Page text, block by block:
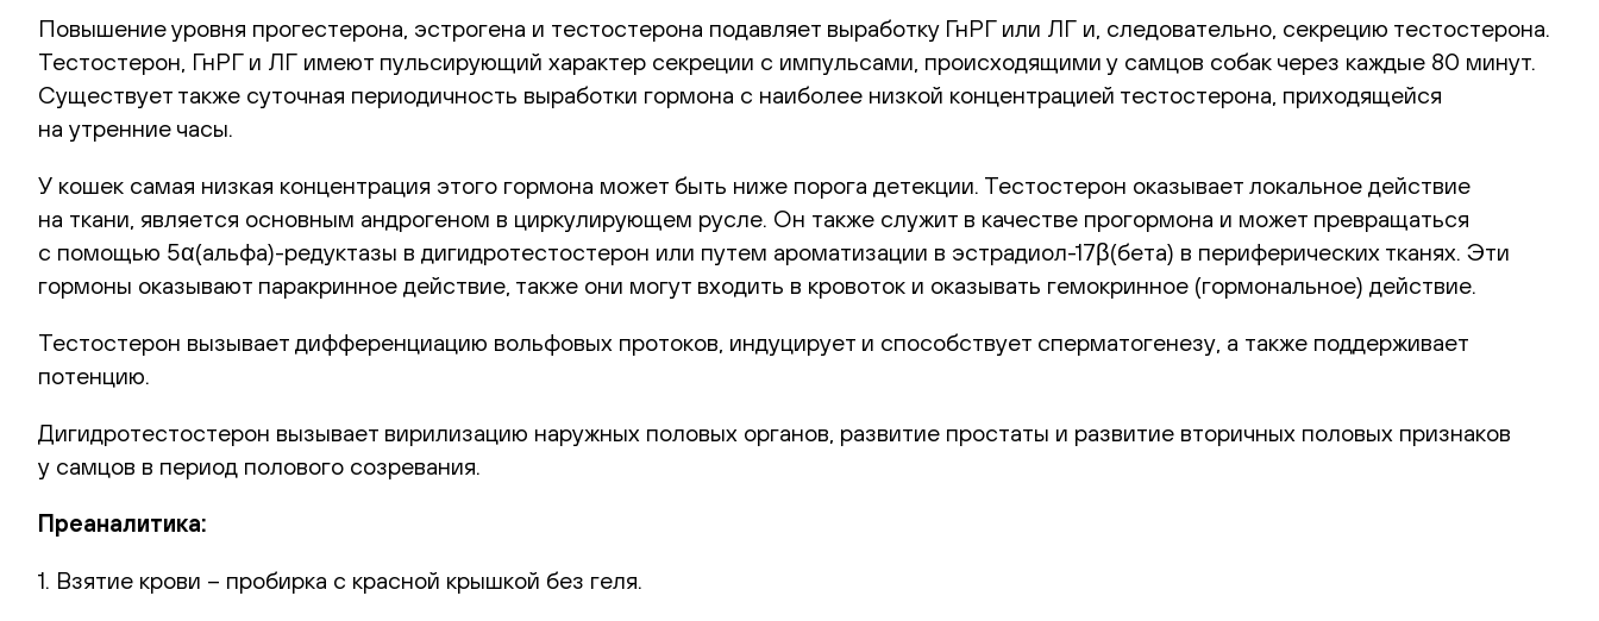
Повышение уровня прогестерона, эстрогена и тестостерона подавляет выработку ГнРГ или ЛГ и, следовательно, секрецию тестостерона.
Тестостерон, ГнРГ и ЛГ имеют пульсирующий характер секреции с импульсами, происходящими у самцов собак через каждые 80 минут.
Существует также суточная периодичность выработки гормона с наиболее низкой концентрацией тестостерона, приходящейся
на утренние часы.
У кошек самая низкая концентрация этого гормона может быть ниже порога детекции. Тестостерон оказывает локальное действие
на ткани, является основным андрогеном в циркулирующем русле. Он также служит в качестве прогормона и может превращаться
с помощью 5α(альфа)-редуктазы в дигидротестостерон или путем ароматизации в эстрадиол-17β(бета) в периферических тканях. Эти
гормоны оказывают паракринное действие, также они могут входить в кровоток и оказывать гемокринное (гормональное) действие.
Тестостерон вызывает дифференциацию вольфовых протоков, индуцирует и способствует сперматогенезу, а также поддерживает
потенцию.
Дигидротестостерон вызывает вирилизацию наружных половых органов, развитие простаты и развитие вторичных половых признаков
у самцов в период полового созревания.
Преаналитика:
1. Взятие крови – пробирка с красной крышкой без геля.